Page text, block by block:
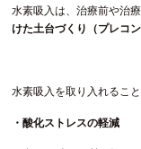
水素吸入は、治療前や治
けた土台づくり（プレコ
水素吸入を取り入れるこ
・酸化ストレスの軽減